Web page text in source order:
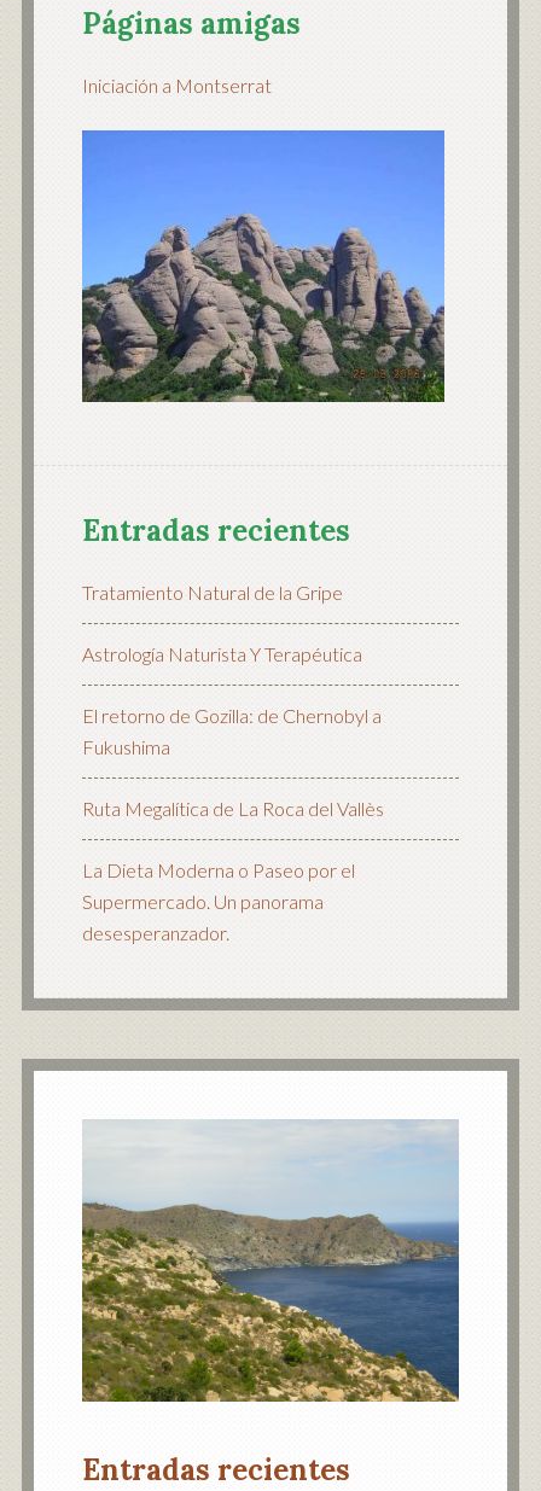
Páginas amigas
Iniciación a Montserrat
Entradas recientes
Tratamiento Natural de la Gripe
Astrología Naturista Y Terapéutica
El retorno de Gozilla: de Chernobyl a
Fukushima
Ruta Megalítica de La Roca del Vallès
La Dieta Moderna o Paseo por el
Supermercado. Un panorama
desesperanzador.
Entradas recientes